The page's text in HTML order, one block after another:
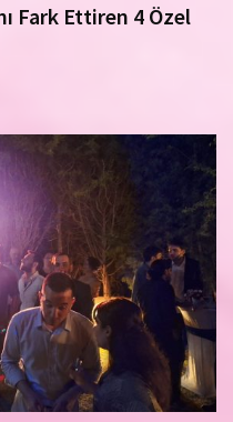
Fark Ettiren 4 Özel